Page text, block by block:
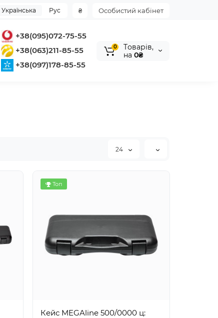
Особистий кабінет
₴
Українська Рус
+38(095)072-75-55
+38(063)211-85-55
+38(097)178-85-55
0
Tоварів,
на 0₴
24
Топ
Кейс MEGAline 500/0000 ц: